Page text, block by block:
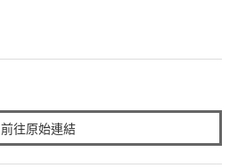
前往原始連結